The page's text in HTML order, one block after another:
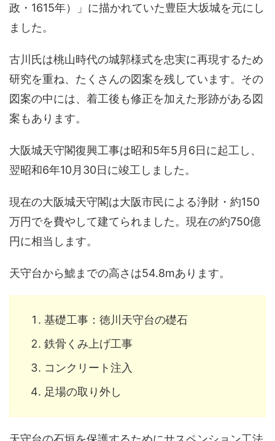
政・1615年）」に描かれていた豊臣大坂城を元にし
ました。
古川氏は桃山時代の城郭様式を忠実に再現するため
研究を重ね、たくさんの図案を残しています。その
図案の中には、着工後も修正を加えた形跡がある図
案もあります。
大阪城天守閣復興工事は昭和5年5月6日に起工し、
翌昭和6年10月30日に竣工しました。
現在の大阪城天守閣は大阪市民による浄財・約150
万円でを費やして建てられました。現在の約750億
円に相当します。
天守台から鯱までの高さは54.8mあります。
基礎工事：徳川天守台の礎石
鉄骨くみ上げ工事
コンクリート注入
足場の取り外し